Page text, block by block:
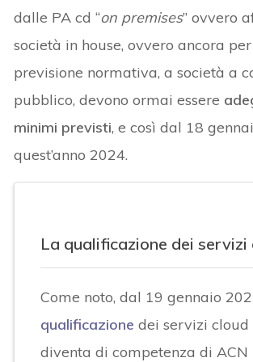
dalle PA cd “on premises” ovvero
società in house, ovvero ancora
previsione normativa, a società a
pubblico, devono ormai essere
minimi previsti, e così dal 18
quest’anno 2024.
La qualificazione dei servizi
Come noto, dal 19 gennaio
qualificazione dei servizi cloud
diventa di competenza di ACN